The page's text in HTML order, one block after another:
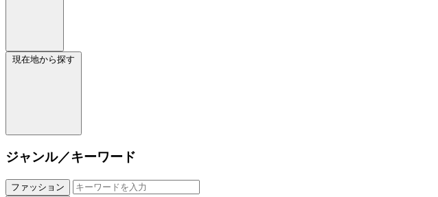
現在地から探す
ジャンル／キーワード
ファッション